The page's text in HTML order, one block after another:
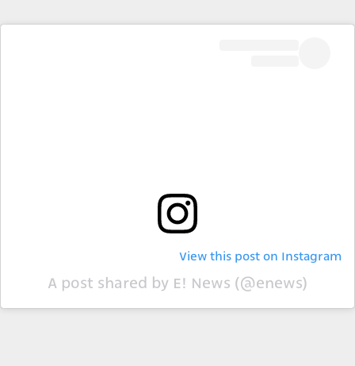
View this post on Instagram
A post shared by E! News (@enews)